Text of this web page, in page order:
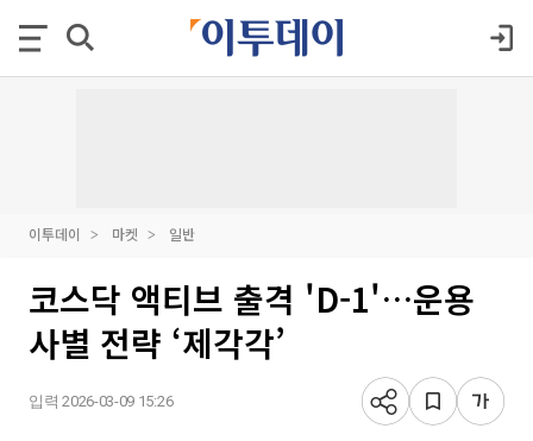
이투데이 마켓 일반
코스닥 액티브 출격 'D-1'…운용
사별 전략 ‘제각각’
입력 2026-03-09 15:26